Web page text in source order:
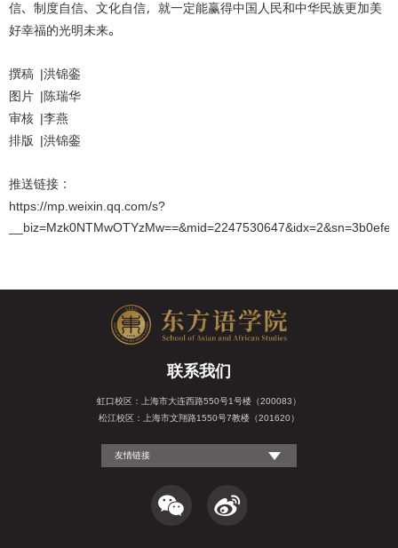
信、制度自信、文化自信，就一定能赢得中国人民和中华民族更加美
好幸福的光明未来。
撰稿 |洪锦銮
图片 |陈瑞华
审核 |李燕
排版 |洪锦銮
推送链接：
https://mp.weixin.qq.com/s?
联系我们
虹口校区：上海市大连西路550号1号楼（200083）
松江校区：上海市文翔路1550号7教楼（201620）
友情链接